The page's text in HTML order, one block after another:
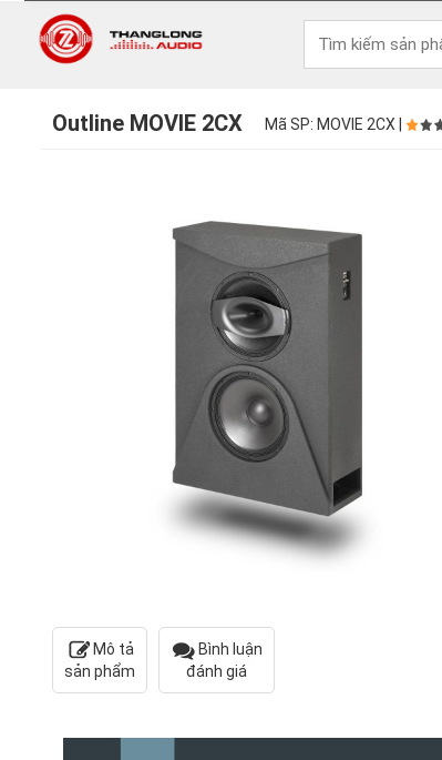
Outline MOVIE 2CX Mã SP: MOVIE 2CX |
Mô tả
sản phẩm
Bình luận
đánh giá